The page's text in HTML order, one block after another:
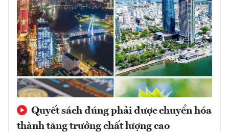
Quyết sách đúng phải được chuyển hóa
thành tăng trưởng chất lượng cao